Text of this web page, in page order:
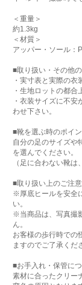
＜重量＞
約1.3kg
＜材質＞
アッパー・ソール：
■取り扱い・その他
・実寸表と実際の衣
・生地ロットの都合
・衣装サイズに不
わせ下さい。
■靴を選ぶ時のポイン
自分の足のサイズや
を選んでください。
（足に合わない靴は
■取り扱い上のご注意
※厚底ヒールを安全
い。
※当商品は、写真撮
ん。
お客様の歩行時での
ますのでご了承くだ
■お手入れ・保管に
素材に合ったクリー